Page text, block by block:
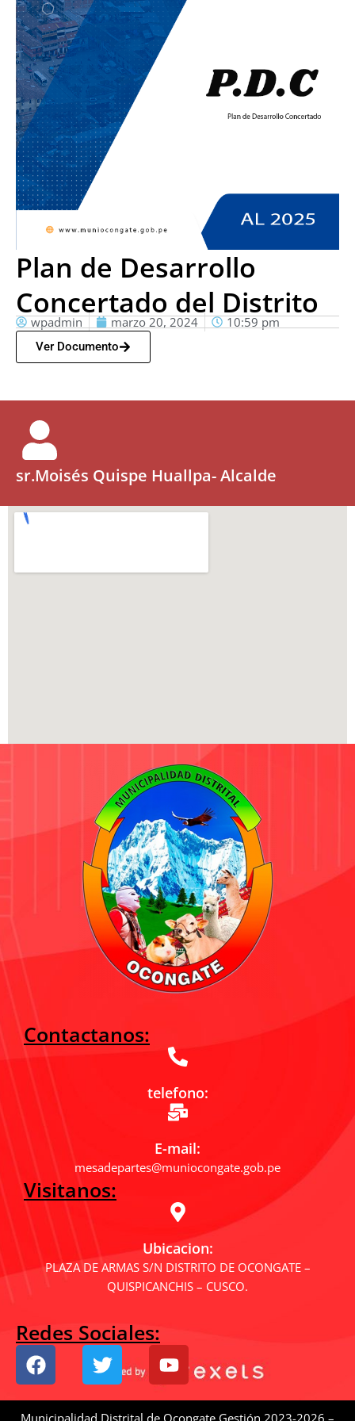
Plan de Desarrollo
Concertado del Distrito
wpadmin marzo 20, 2024 10:59 pm
Ver Documento
sr.Moisés Quispe Huallpa- Alcalde
Contactanos:
telefono:
E-mail:
mesadepartes@muniocongate.gob.pe
Visitanos:
Ubicacion:
PLAZA DE ARMAS S/N DISTRITO DE OCONGATE –
QUISPICANCHIS – CUSCO.
Redes Sociales:
F
a
e
T
w
t
Y
o
t